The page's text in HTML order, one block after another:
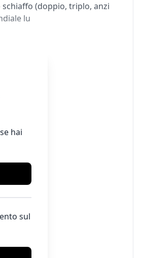
schiaffo (doppio, triplo, anzi
lu
hai
sul